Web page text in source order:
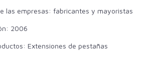
las empresas: fabricantes y mayoristas
2006
Extensiones de pestañas